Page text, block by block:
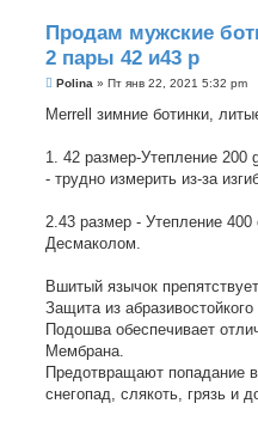
Продам мужские
2 пары 42 и43 р
С
о
и
Polina » Пт янв 22, 2021 5:32 pm
Merrell зимние ботинки,
1. 42 размер-Утепление 200
- трудно измерить из-за
2.43 размер - Утепление
Десмаколом.
Вшитый язычок
Защита из
Подошва обеспечивает
Мембрана.
Предотвращают попадание
снегопад, слякоть, грязь и